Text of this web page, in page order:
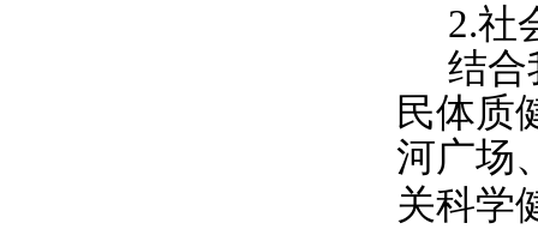
2.社
结合
民体质
河广场
关科学